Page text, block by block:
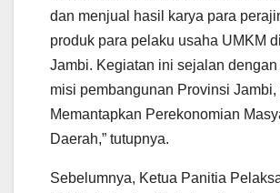
dan menjual hasil karya para
produk para pelaku usaha UMKM
Jambi. Kegiatan ini sejalan dengan
misi pembangunan Provinsi Jambi,
Memantapkan Perekonomian
Daerah,” tutupnya.
Sebelumnya, Ketua Panitia